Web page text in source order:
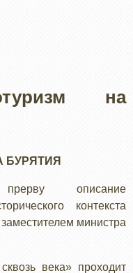
на
БУРЯТИЯ
описание
контекста
министра
века» проходит